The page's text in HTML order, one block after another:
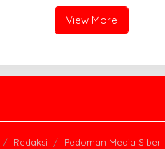
View More
Redaksi Pedoman Media Siber